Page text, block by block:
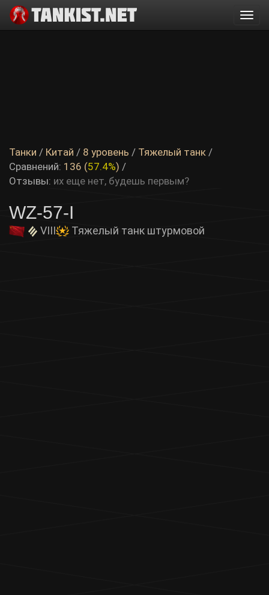
Танки / Китай / 8 уровень / Тяжелый танк /
Сравнений: 136 (57.4%) /
Отзывы: их еще нет, будешь первым?
WZ-57-I
VIII Тяжелый танк штурмовой